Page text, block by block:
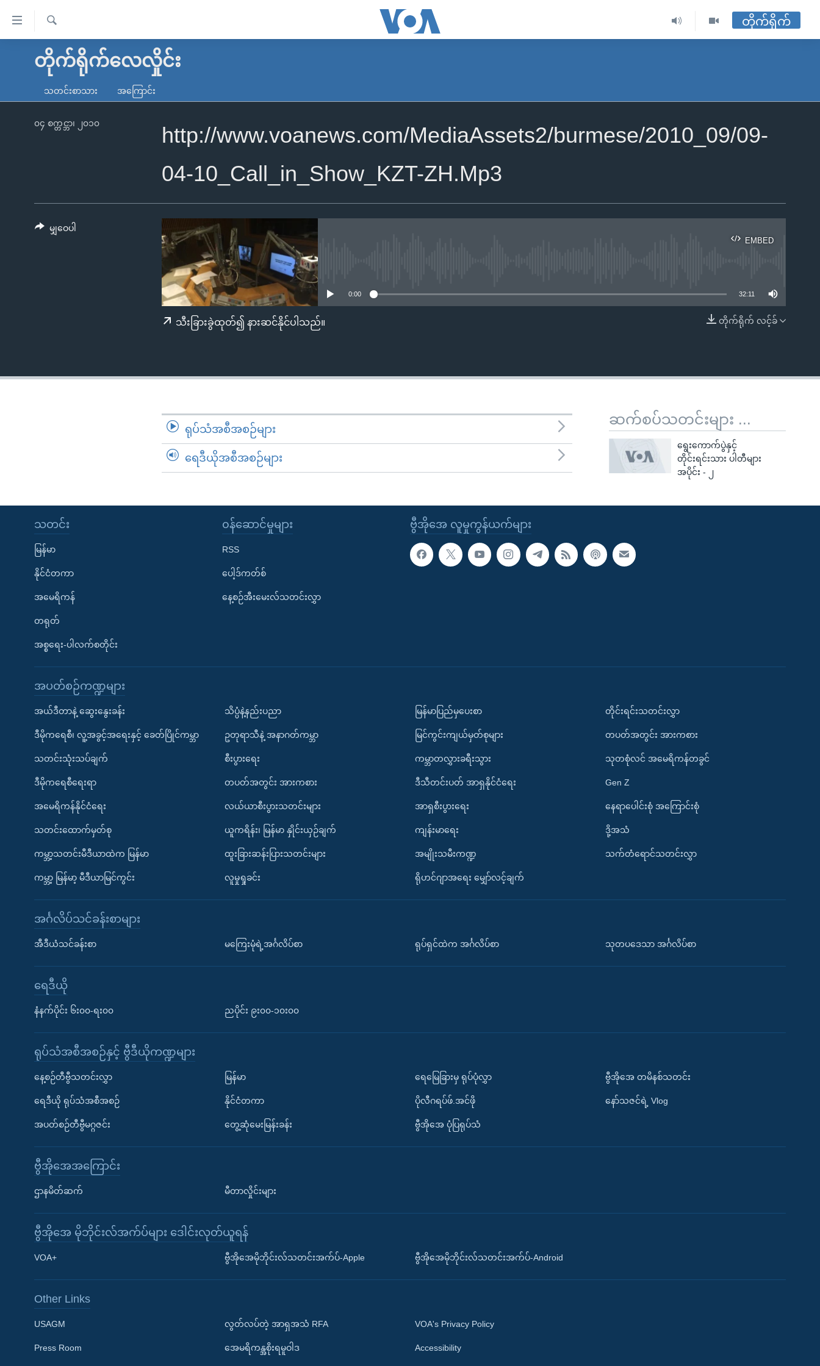
လွယ်ကူ
သည့်
ရန်
မူလစာမျက်နှာ
ကမ္ဘာ့သတင်းများ
နိုင်ငံတကာ
မကြေးမုံရဲ့ အင်္ဂလိပ်စာ
ရေဒီယို
ရေဒီယိုနှင့်ရုပ်သံ အချက်အလက်များ
Learning English
ဘာသာစကားများ
ရှာဖွေ
ရ
လာ
တိုက်ရိုက်
တိုက်ရိုက်လေလှိုင်း
သတင်းစာသား အကြောင်း
http://www.voanews.com/MediaAssets2/burmese/2010_09/09-
04-10_Call_in_Show_KZT-ZH.Mp3
၀၄ စက္တင္ဘာ၊ ၂၀၁၀
EMBED
EMBED
0:00 32:11
တိုက်ရိုက် လင့်ခ်
သီးခြားခွဲထုတ်၍ နားဆင်နိုင်ပါသည်။
မျှဝေပါ
ဆက်စပ်သတင်းများ ...
ရွေးကောက်ပွဲနှင့်
တိုင်းရင်းသား ပါတီများ
အပိုင်း - ၂
ရုပ်သံအစီအစဉ်များ
ရေဒီယိုအစီအစဉ်များ
ဗွီအိုအေ လူမှုကွန်ယက်များ
သတင်း
မြန်မာ
နိုင်ငံတကာ
အမေရိကန်
တရုတ်
အစ္စရေး-ပါလက်စတိုင်း
၀န်ဆောင်မှုများ
RSS
ပေါ့ဒ်ကတ်စ်
နေ့စဉ်အီးမေးလ်သတင်းလွှာ
အပတ်စဉ်ကဏ္ဍများ
အယ်ဒီတာနဲ့ ဆွေးနွေးခန်း
ဒီမိုကရေစီ၊ လူ့အခွင့်အရေးနှင့် ခေတ်ပြိုင်ကမ္ဘာ
သတင်းသုံးသပ်ချက်
ဒီမိုကရေစီရေးရာ
အမေရိကန်နိုင်ငံရေး
သတင်းထောက်မှတ်စု
ကမ္ဘာ့သတင်းမီဒီယာထဲက မြန်မာ
ကမ္ဘာ့ မြန်မာ့ မီဒီယာမြင်ကွင်း
သိပ္ပံနဲ့နည်းပညာ
ဥတုရာသီနဲ့ အနာဂတ်ကမ္ဘာ
စီးပွားရေး
တပတ်အတွင်း အားကစား
လယ်ယာစီးပွားသတင်းများ
ယူကရိန်း၊ မြန်မာ နှိုင်းယှဉ်ချက်
ထူးခြားဆန်းပြားသတင်းများ
လူမှုရှုခင်း
မြန်မာပြည်မှပေးစာ
မြင်ကွင်းကျယ်မှတ်စုများ
ကမ္ဘာတလွှားခရီးသွား
ဒီသီတင်းပတ် အာရှနိုင်ငံရေး
အာရှစီးပွားရေး
ကျန်းမာရေး
အမျိုးသမီးကဏ္ဍ
ရိုဟင်ဂျာအရေး မျှော်လင့်ချက်
တိုင်းရင်းသတင်းလွှာ
တပတ်အတွင်း အားကစား
သုတစုံလင် အမေရိကန်တခွင်
Gen Z
နေရာပေါင်းစုံ အကြောင်းစုံ
ဒို့အသံ
သက်တံရောင်သတင်းလွှာ
အင်္ဂလိပ်သင်ခန်းစာများ
အီဒီယံသင်ခန်းစာ မကြေးမုံရဲ့အင်္ဂလိပ်စာ ရုပ်ရှင်ထဲက အင်္ဂလိပ်စာ သုတပဒေသာ အင်္ဂလိပ်စာ
ရေဒီယို
နံနက်ပိုင်း ၆း၀၀-ရး၀၀ ညပိုင်း ၉း၀၀-၁၀း၀၀
ရုပ်သံအစီအစဉ်နှင့် ဗွီဒီယိုကဏ္ဍများ
နေ့စဉ်တီဗွီသတင်းလွှာ
ရေဒီယို ရုပ်သံအစီအစဉ်
အပတ်စဉ်တီဗွီမဂ္ဂဇင်း
မြန်မာ
နိုင်ငံတကာ
တွေ့ဆုံမေးမြန်းခန်း
ရေမြေခြားမှ ရုပ်ပုံလွှာ
ပိုလီဂရပ်ဖ်.အင်ဖို
ဗွီအိုအေ ပုံပြရုပ်သံ
ဗွီအိုအေ တမိနစ်သတင်း
နော်သဇင်ရဲ့ Vlog
ဗွီအိုအေအကြောင်း
ဌာနမိတ်ဆက် မီတာလှိုင်းများ
ဗွီအိုအေ မိုဘိုင်းလ်အက်ပ်များ ဒေါင်းလုတ်ယူရန်
VOA+ ဗွီအိုအေမိုဘိုင်းလ်သတင်းအက်ပ်-Apple ဗွီအိုအေမိုဘိုင်းလ်သတင်းအက်ပ်-Android
Other Links
USAGM
Press Room
လွတ်လပ်တဲ့ အာရှအသံ RFA
အေမရိကန္အစိုးရမူဝါဒ
VOA's Privacy Policy
Accessibility